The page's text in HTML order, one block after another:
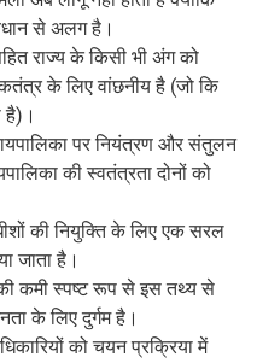
से अलग है।
राज्य के किसी भी अंग को
के लिए वांछनीय है (जो कि
है)।
पर नियंत्रण और संतुलन
की स्वतंत्रता दोनों को
की नियुक्ति के लिए एक सरल
जाता है।
की कमी स्पष्ट रूप से इस तथ्य से
के लिए दुर्गम है।
को चयन प्रक्रिया में